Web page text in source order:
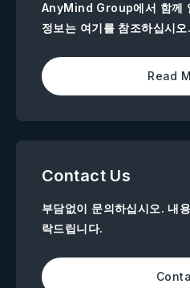
AnyMind Group에서 함께
정보는 여기를 참조하십시오.
Read
Contact Us
부담없이 문의하십시오. 내
락드립니다.